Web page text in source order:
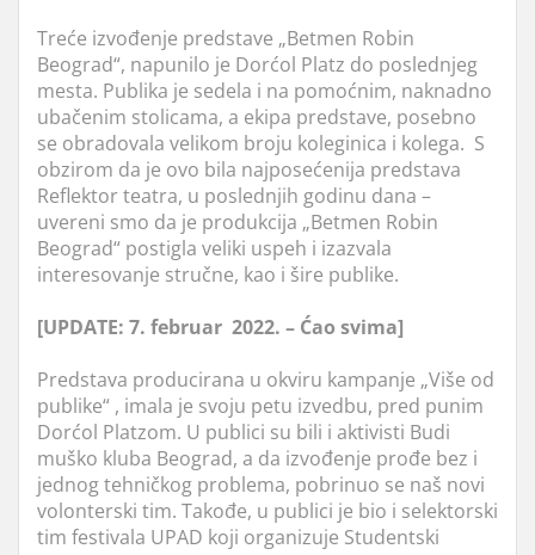
Treće izvođenje predstave „Betmen Robin
Beograd“, napunilo je Dorćol Platz do poslednjeg
mesta. Publika je sedela i na pomoćnim, naknadno
ubačenim stolicama, a ekipa predstave, posebno
se obradovala velikom broju koleginica i kolega. S
obzirom da je ovo bila najposećenija predstava
Reflektor teatra, u poslednjih godinu dana –
uvereni smo da je produkcija „Betmen Robin
Beograd“ postigla veliki uspeh i izazvala
interesovanje stručne, kao i šire publike.
[UPDATE: 7. februar 2022. – Ćao svima]
Predstava producirana u okviru kampanje „Više od
publike“ , imala je svoju petu izvedbu, pred punim
Dorćol Platzom. U publici su bili i aktivisti Budi
muško kluba Beograd, a da izvođenje prođe bez i
jednog tehničkog problema, pobrinuo se naš novi
volonterski tim. Takođe, u publici je bio i selektorski
tim festivala UPAD koji organizuje Studentski